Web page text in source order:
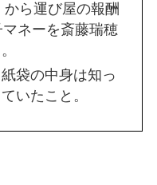
ら運び屋の報酬
ネーを斎藤瑞穂
袋の中身は知っ
いたこと。